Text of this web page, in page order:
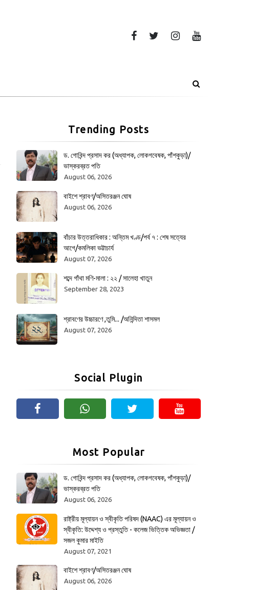
Trending Posts
ড. গোবিন্দ প্রসাদ কর (অধ্যাপক, লোকগবেষক, পাঁশকুড়া)/
ভাস্করব্রত পতি
August 06, 2026
বাইশে শ্রাবণ/অসিতরঞ্জন ঘোষ
August 06, 2026
বাঁচার উত্তরাধিকার : অন্তিম খণ্ড/পর্ব ৭ : শেষ সত্যের
আগে/কমলিকা ভট্টাচার্য
August 07, 2026
শব্দে গাঁথা মণি-মালা : ২২ / সালেহা খাতুন
September 28, 2023
শ্রাবণের উচ্চারণে ,তুমি... /অনিন্দিতা শাসমল
August 07, 2026
Social Plugin
Most Popular
ড. গোবিন্দ প্রসাদ কর (অধ্যাপক, লোকগবেষক, পাঁশকুড়া)/
ভাস্করব্রত পতি
August 06, 2026
রাষ্ট্রীয় মূল্যায়ন ও স্বীকৃতি পরিষদ (NAAC) এর মূল্যায়ন ও
স্বীকৃতি: উদ্দেশ্য ও প্রস্তুতি - কলেজ ভিত্তিক অভিজ্ঞতা /
সজল কুমার মাইতি
August 07, 2021
বাইশে শ্রাবণ/অসিতরঞ্জন ঘোষ
August 06, 2026